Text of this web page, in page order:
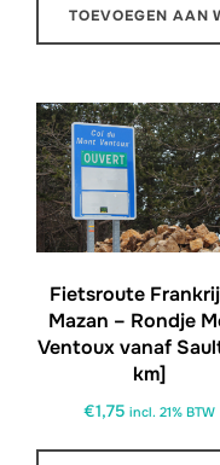
TOEVOEGEN AAN
Fietsroute
Mazan – Rondje
Ventoux vanaf
km]
€1,75 incl. 21% BTW